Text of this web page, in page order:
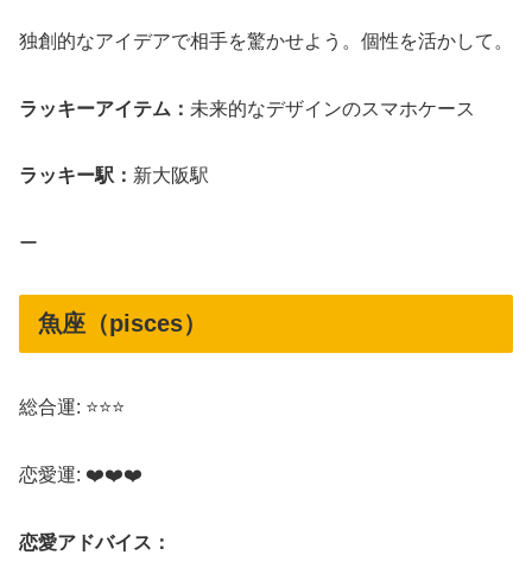
独創的なアイデアで相手を驚かせよう。個性を活かして。
ラッキーアイテム： 未来的なデザインのスマホケース
ラッキー駅： 新大阪駅
ー
魚座（pisces）
総合運: ⭐⭐⭐
恋愛運: ❤️❤️❤️
恋愛アドバイス：